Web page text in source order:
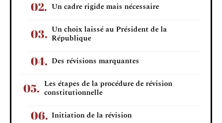
Un cadre rigide mais nécessaire
Un choix laissé au Président de la
République
Des révisions marquantes
Les étapes de la procédure de révision
constitutionnelle
Initiation de la révision